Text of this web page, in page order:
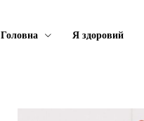
Головна Я здоровий